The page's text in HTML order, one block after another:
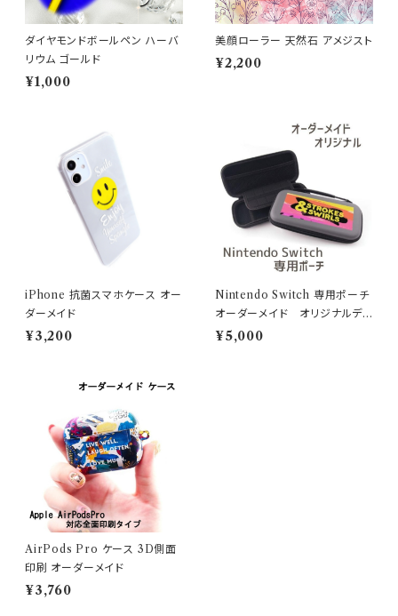
ダイヤモンドボールペン ハーバ
リウム ゴールド
¥1,000
美顔ローラー 天然石 アメジスト
¥2,200
iPhone 抗菌スマホケース オー
ダーメイド
¥3,200
Nintendo Switch 専用ポーチ
オーダーメイド オリジナルデ
ザイン
¥5,000
AirPods Pro ケース 3D側面
印刷 オーダーメイド
¥3,760